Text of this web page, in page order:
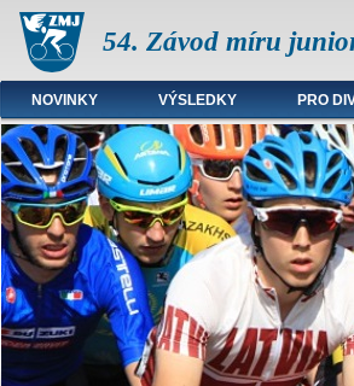
54. Závod míru
Hlavní menu
NOVINKY VÝSLEDKY PRO